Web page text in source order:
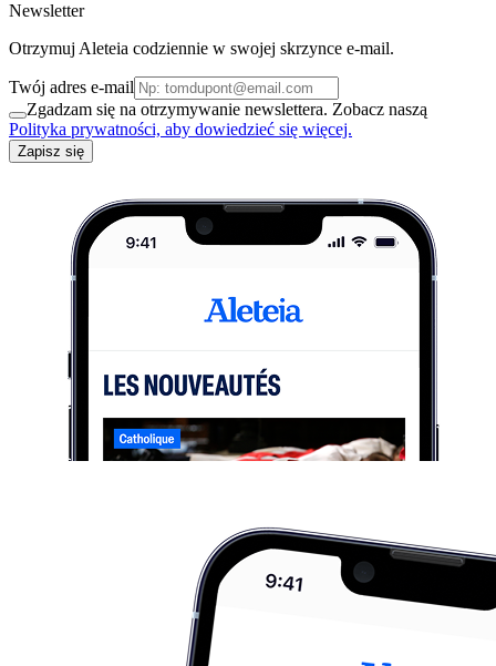
Newsletter
Otrzymuj Aleteia codziennie w swojej skrzynce e-mail.
Twój adres e-mail
Zgadzam się na otrzymywanie newslettera. Zobacz naszą
Polityka prywatności, aby dowiedzieć się więcej.
Zapisz się